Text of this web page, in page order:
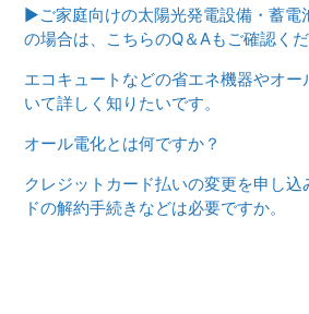
▶ご家庭向けの太陽光発電設備・蓄電
の場合は、こちらのQ＆Aもご確認くだ
エコキュートなどの省エネ機器やオー
いて詳しく知りたいです。
オール電化とは何ですか？
クレジットカード払いの変更を申し
ドの解約手続きなどは必要ですか。